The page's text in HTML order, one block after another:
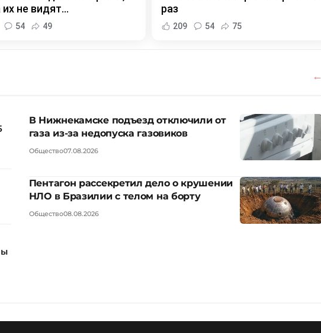
их не видят...
54 49
раз
209 54 75
В Нижнекамске подъезд отключили от
газа из-за недопуска газовиков
Общество07.08.2026
Пентагон рассекретил дело о крушении
НЛО в Бразилии с телом на борту
Общество08.08.2026